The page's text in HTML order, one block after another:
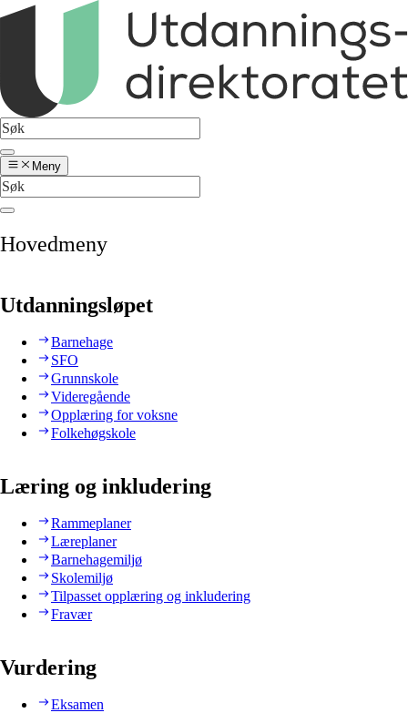
Meny
Hovedmeny
Utdanningsløpet
Barnehage
SFO
Grunnskole
Videregående
Opplæring for voksne
Folkehøgskole
Læring og inkludering
Rammeplaner
Læreplaner
Barnehagemiljø
Skolemiljø
Tilpasset opplæring og inkludering
Fravær
Vurdering
Eksamen